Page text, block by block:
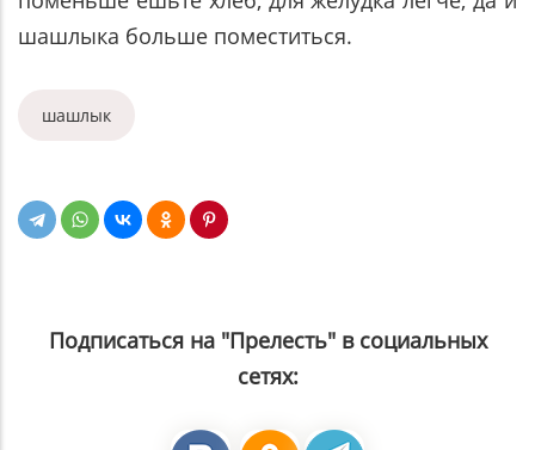
шашлыка больше поместиться.
шашлык
Подписаться на "Прелесть" в социальных
сетях: